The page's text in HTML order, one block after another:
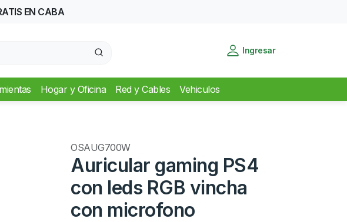
EN CABA
Ingresar
Hogar y Oficina Red y Cables Vehiculos
OSAUG700W
Auricular gaming PS4
con leds RGB vincha
con microfono